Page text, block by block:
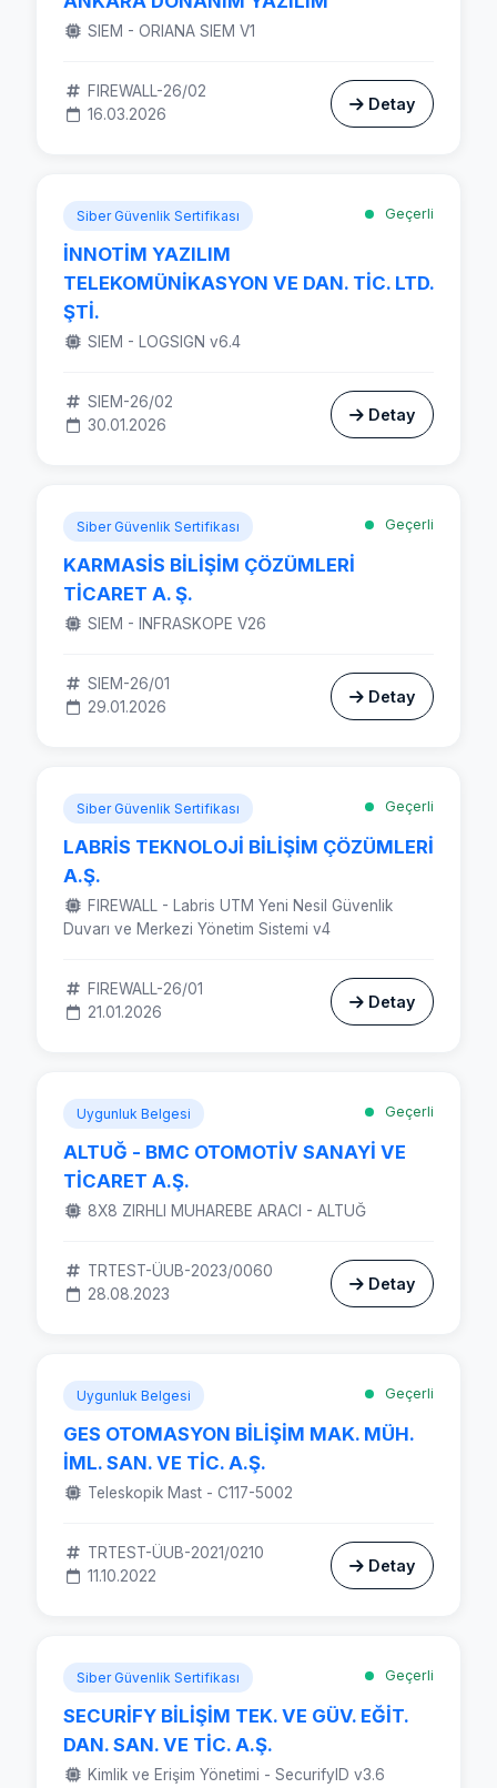
SIEM - ORIANA SIEM V1
FIREWALL-26/02
16.03.2026
Detay
Siber Güvenlik Sertifikası Geçerli
İNNOTİM YAZILIM
TELEKOMÜNİKASYON VE DAN. TİC. LTD.
ŞTİ.
SIEM - LOGSIGN v6.4
SIEM-26/02
30.01.2026
Detay
Siber Güvenlik Sertifikası Geçerli
KARMASİS BİLİŞİM ÇÖZÜMLERİ
TİCARET A. Ş.
SIEM - INFRASKOPE V26
SIEM-26/01
29.01.2026
Detay
Siber Güvenlik Sertifikası Geçerli
LABRİS TEKNOLOJİ BİLİŞİM ÇÖZÜMLERİ
A.Ş.
FIREWALL - Labris UTM Yeni Nesil Güvenlik
Duvarı ve Merkezi Yönetim Sistemi v4
FIREWALL-26/01
21.01.2026
Detay
Uygunluk Belgesi Geçerli
ALTUĞ - BMC OTOMOTİV SANAYİ VE
TİCARET A.Ş.
8X8 ZIRHLI MUHAREBE ARACI - ALTUĞ
TRTEST-ÜUB-2023/0060
28.08.2023
Detay
Uygunluk Belgesi Geçerli
GES OTOMASYON BİLİŞİM MAK. MÜH.
İML. SAN. VE TİC. A.Ş.
Teleskopik Mast - C117-5002
TRTEST-ÜUB-2021/0210
11.10.2022
Detay
Siber Güvenlik Sertifikası Geçerli
SECURİFY BİLİŞİM TEK. VE GÜV. EĞİT.
DAN. SAN. VE TİC. A.Ş.
Kimlik ve Erişim Yönetimi - SecurifyID v3.6